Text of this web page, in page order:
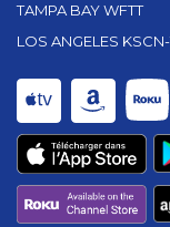
TAMPA BAY WFTT
LOS ANGELES